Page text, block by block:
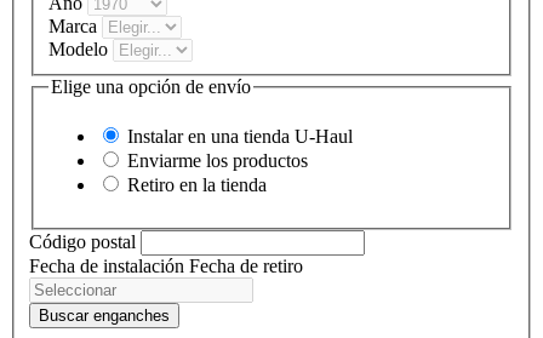
Marca
Modelo
Elige una opción de envío
Instalar en una tienda U-Haul
Enviarme los productos
Retiro en la tienda
Código postal
Fecha de instalación Fecha de retiro
Buscar enganches